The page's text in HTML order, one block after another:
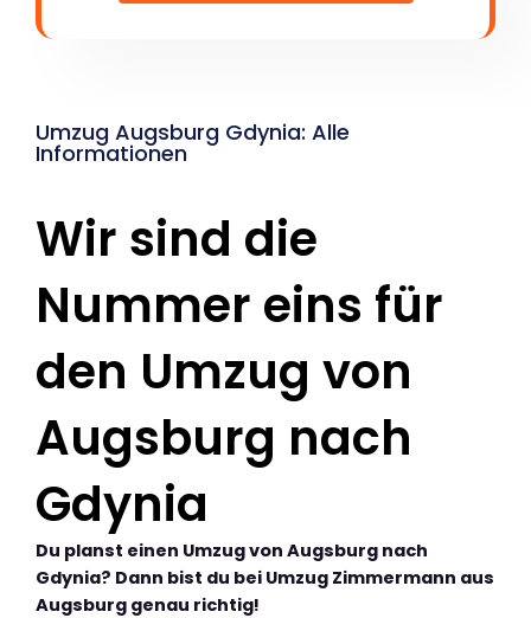
Umzug Augsburg Gdynia: Alle
Informationen
Wir sind die
Nummer eins für
den Umzug von
Augsburg nach
Gdynia
Du planst einen Umzug von Augsburg nach
Gdynia? Dann bist du bei Umzug Zimmermann aus
Augsburg genau richtig!